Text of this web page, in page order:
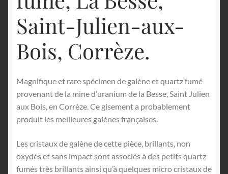
Saint-Julien-aux-
Bois, Corrèze.
Magnifique et rare spécimen de galène et quartz fumé
provenant de la mine d’uranium de la Besse, Saint Julien
aux Bois, en Corrèze. Ce gisement a probablement
produit les meilleures galènes françaises.
Les cristaux de galène de cette pièce, brillants, non
oxydés et sans impact sont associés à des petits quartz
fumés très brillants ainsi qu’à quelques micro cristaux de